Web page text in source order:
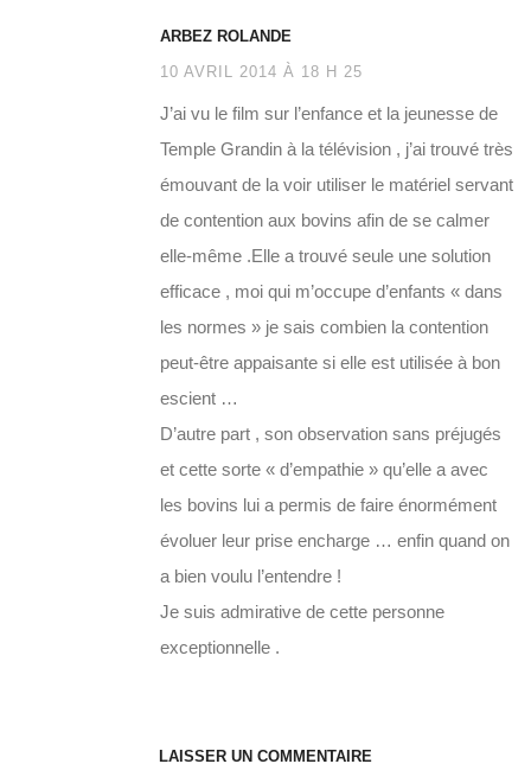
ARBEZ ROLANDE
10 AVRIL 2014 À 18 H 25
J’ai vu le film sur l’enfance et la jeunesse de
Temple Grandin à la télévision , j’ai trouvé très
émouvant de la voir utiliser le matériel servant
de contention aux bovins afin de se calmer
elle-même .Elle a trouvé seule une solution
efficace , moi qui m’occupe d’enfants « dans
les normes » je sais combien la contention
peut-être appaisante si elle est utilisée à bon
escient …
D’autre part , son observation sans préjugés
et cette sorte « d’empathie » qu’elle a avec
les bovins lui a permis de faire énormément
évoluer leur prise encharge … enfin quand on
a bien voulu l’entendre !
Je suis admirative de cette personne
exceptionnelle .
LAISSER UN COMMENTAIRE